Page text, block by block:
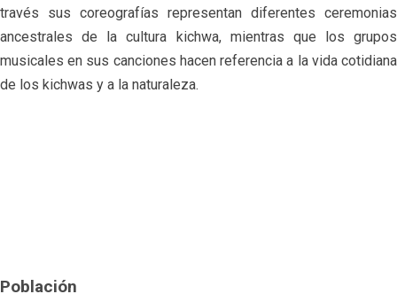
través sus coreografías representan diferentes ceremonias
ancestrales de la cultura kichwa, mientras que los grupos
musicales en sus canciones hacen referencia a la vida cotidiana
de los kichwas y a la naturaleza.
Población